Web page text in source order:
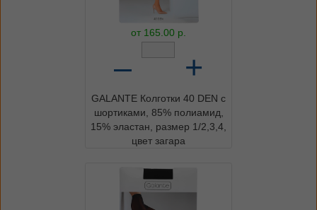
от 165.00 р.
– +
GALANTE Колготки 40 DEN с
шортиками, 85% полиамид,
15% эластан, размер 1/2,3,4,
цвет загара